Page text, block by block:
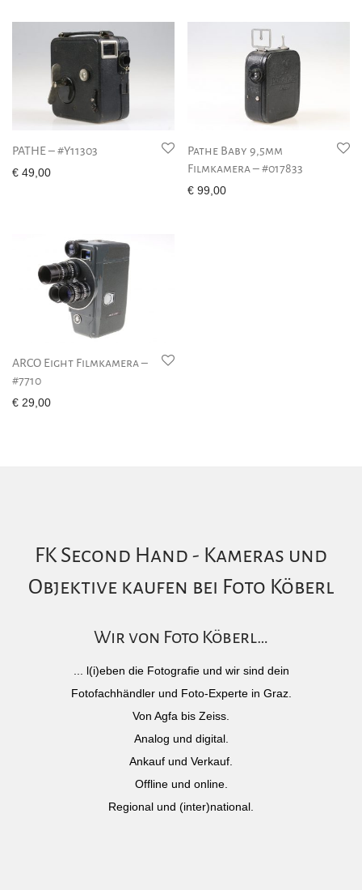
PATHE – #Y11303
€ 49,00
Pathe Baby 9,5mm
Filmkamera – #017833
€ 99,00
ARCO Eight Filmkamera –
#7710
€ 29,00
FK Second Hand - Kameras und
Objektive kaufen bei Foto Köberl
Wir von Foto Köberl…
... l(i)eben die Fotografie und wir sind dein
Fotofachhändler und Foto-Experte in Graz.
Von Agfa bis Zeiss.
Analog und digital.
Ankauf und Verkauf.
Offline und online.
Regional und (inter)national.